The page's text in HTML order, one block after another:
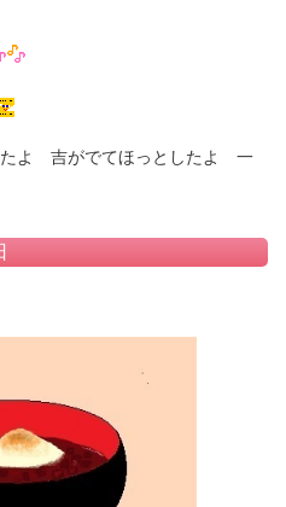
よ 吉がでてほっとしたよ 一